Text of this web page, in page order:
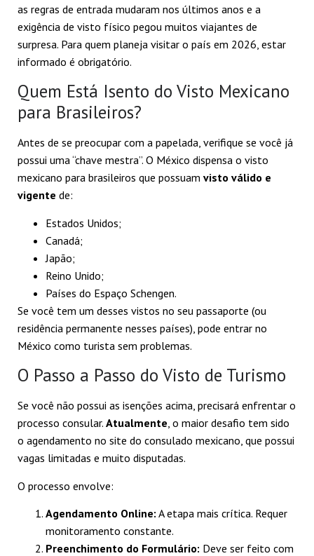
as regras de entrada mudaram nos últimos anos e a
exigência de visto físico pegou muitos viajantes de
surpresa. Para quem planeja visitar o país em 2026, estar
informado é obrigatório.
Quem Está Isento do Visto Mexicano
para Brasileiros?
Antes de se preocupar com a papelada, verifique se você já
possui uma “chave mestra”. O México dispensa o visto
mexicano para brasileiros que possuam visto válido e
vigente de:
Estados Unidos;
Canadá;
Japão;
Reino Unido;
Países do Espaço Schengen.
Se você tem um desses vistos no seu passaporte (ou
residência permanente nesses países), pode entrar no
México como turista sem problemas.
O Passo a Passo do Visto de Turismo
Se você não possui as isenções acima, precisará enfrentar o
processo consular. Atualmente, o maior desafio tem sido
o agendamento no site do consulado mexicano, que possui
vagas limitadas e muito disputadas.
O processo envolve:
Agendamento Online: A etapa mais crítica. Requer
monitoramento constante.
Preenchimento do Formulário: Deve ser feito com